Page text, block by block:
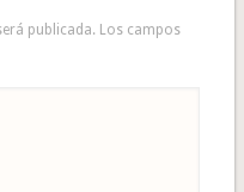
publicada. Los campos